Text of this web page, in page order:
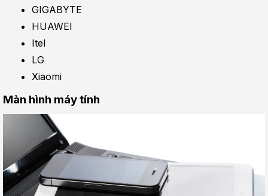
GIGABYTE
HUAWEI
Itel
LG
Xiaomi
Màn hình máy tính